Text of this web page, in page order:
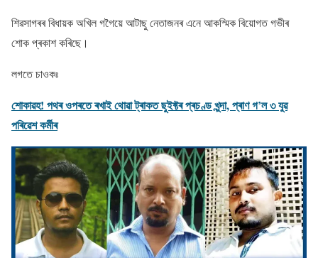
শিৱসাগৰৰ বিধায়ক অখিল গগৈয়ে আটাছু নেতাজনৰ এনে আকস্মিক বিয়ােগত গভীৰ
শােক প্ৰকাশ কৰিছে।
লগতে চাওকঃ
শােকাৱহ! পথৰ ওপৰতে ৰখাই থােৱা ট্ৰাকত ছুইফ্টৰ প্ৰচণ্ড খুন্দা, প্ৰাণ গ’ল ৩ যুৱ
পৰিৱেশ কৰ্মীৰ